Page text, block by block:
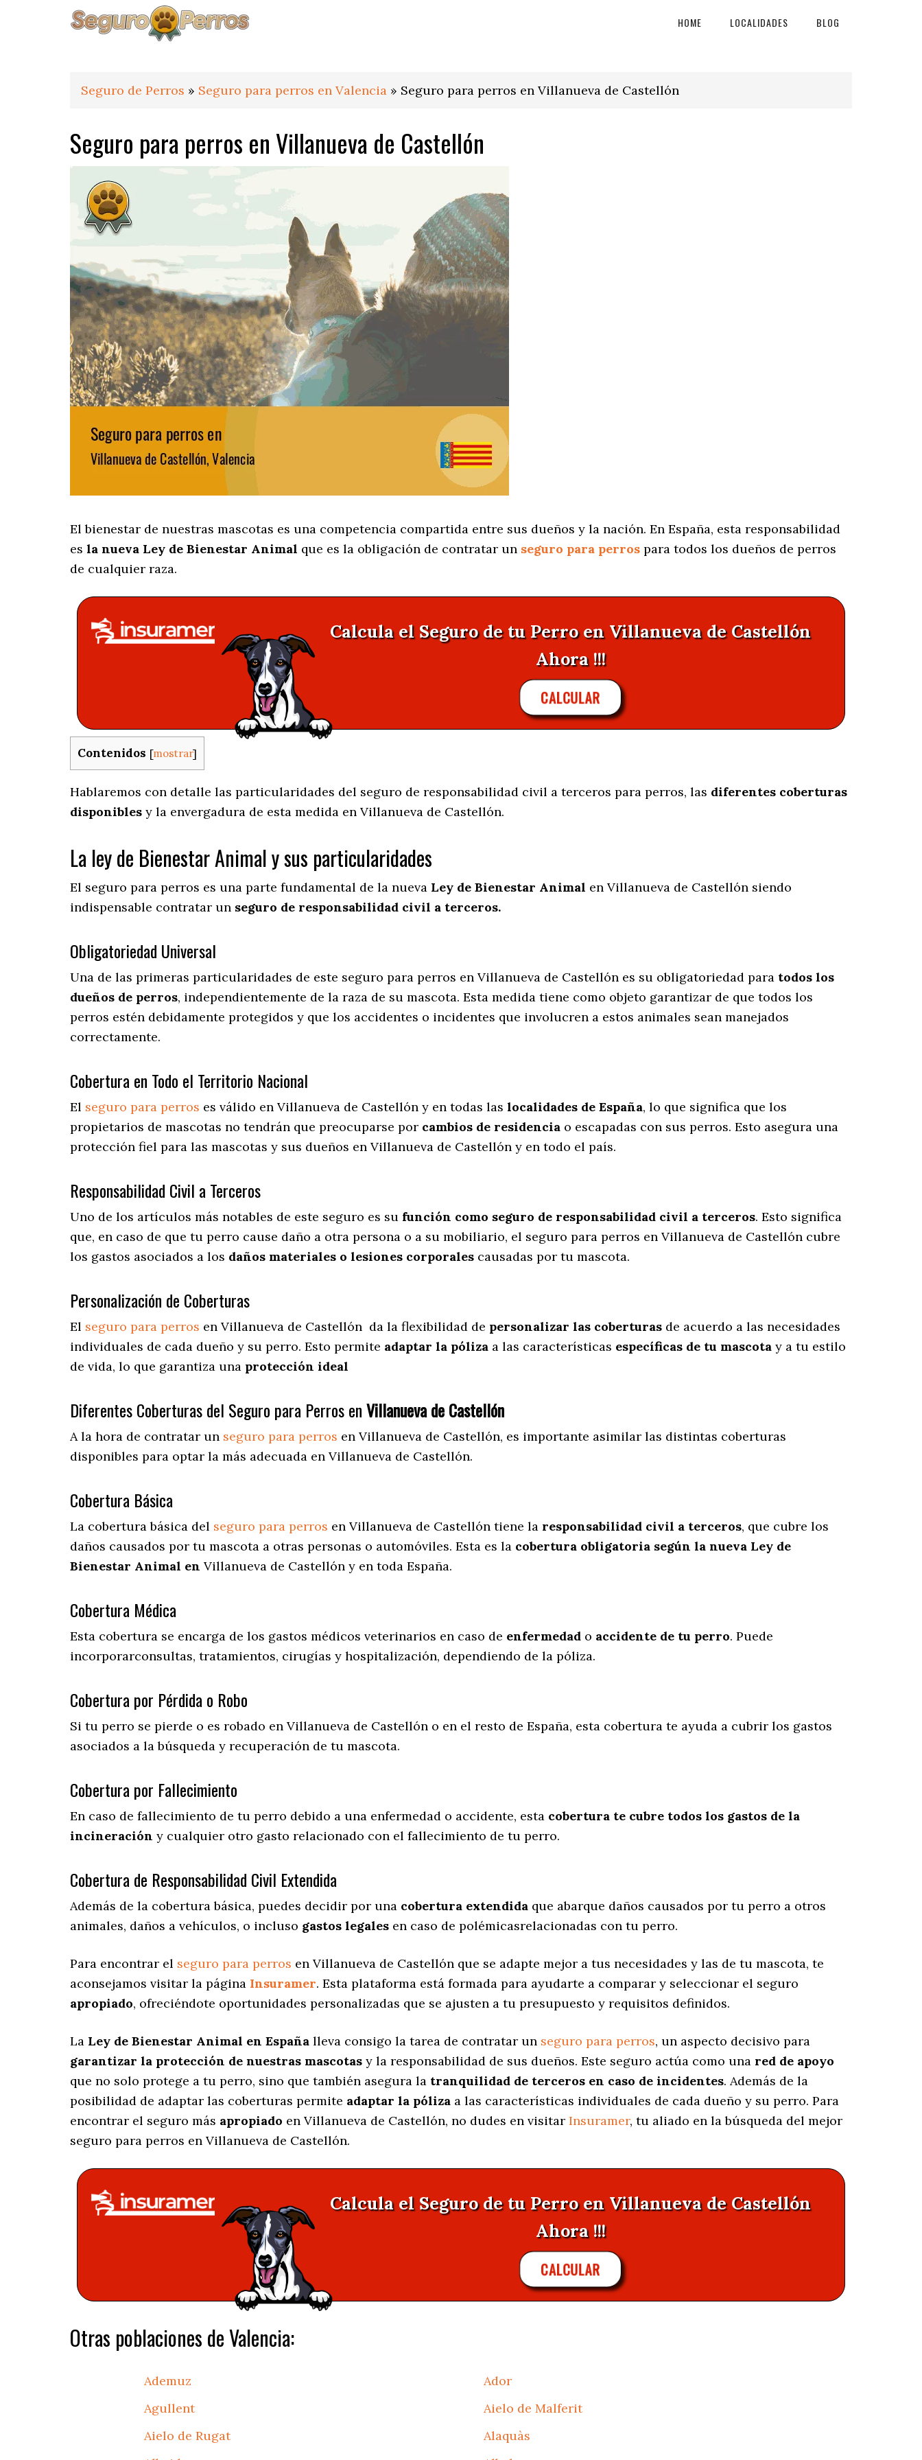
HOME LOCALIDADES BLOG
Seguro de Perros » Seguro para perros en Valencia » Seguro para perros en Villanueva de Castellón
Seguro para perros en Villanueva de Castellón
El bienestar de nuestras mascotas es una competencia compartida entre sus dueños y la nación. En España, esta responsabilidad
es la nueva Ley de Bienestar Animal que es la obligación de contratar un seguro para perros para todos los dueños de perros
de cualquier raza.
Calcula el Seguro de tu Perro en Villanueva de Castellón
Ahora !!!
CALCULAR
Contenidos [mostrar]
Hablaremos con detalle las particularidades del seguro de responsabilidad civil a terceros para perros, las diferentes coberturas
disponibles y la envergadura de esta medida en Villanueva de Castellón.
La ley de Bienestar Animal y sus particularidades
El seguro para perros es una parte fundamental de la nueva Ley de Bienestar Animal en Villanueva de Castellón siendo
indispensable contratar un seguro de responsabilidad civil a terceros.
Obligatoriedad Universal
Una de las primeras particularidades de este seguro para perros en Villanueva de Castellón es su obligatoriedad para todos los
dueños de perros, independientemente de la raza de su mascota. Esta medida tiene como objeto garantizar de que todos los
perros estén debidamente protegidos y que los accidentes o incidentes que involucren a estos animales sean manejados
correctamente.
Cobertura en Todo el Territorio Nacional
El seguro para perros es válido en Villanueva de Castellón y en todas las localidades de España, lo que significa que los
propietarios de mascotas no tendrán que preocuparse por cambios de residencia o escapadas con sus perros. Esto asegura una
protección fiel para las mascotas y sus dueños en Villanueva de Castellón y en todo el país.
Responsabilidad Civil a Terceros
Uno de los artículos más notables de este seguro es su función como seguro de responsabilidad civil a terceros. Esto significa
que, en caso de que tu perro cause daño a otra persona o a su mobiliario, el seguro para perros en Villanueva de Castellón cubre
los gastos asociados a los daños materiales o lesiones corporales causadas por tu mascota.
Personalización de Coberturas
El seguro para perros en Villanueva de Castellón da la flexibilidad de personalizar las coberturas de acuerdo a las necesidades
individuales de cada dueño y su perro. Esto permite adaptar la póliza a las características específicas de tu mascota y a tu estilo
de vida, lo que garantiza una protección ideal
Diferentes Coberturas del Seguro para Perros enVillanueva de Castellón
A la hora de contratar un seguro para perros en Villanueva de Castellón, es importante asimilar las distintas coberturas
disponibles para optar la más adecuada en Villanueva de Castellón.
Cobertura Básica
La cobertura básica del seguro para perros en Villanueva de Castellón tiene la responsabilidad civil a terceros, que cubre los
daños causados por tu mascota a otras personas o automóviles. Esta es la cobertura obligatoria según la nueva Ley de
Bienestar Animal en Villanueva de Castellón y en toda España.
Cobertura Médica
Esta cobertura se encarga de los gastos médicos veterinarios en caso de enfermedad o accidente de tu perro. Puede
incorporarconsultas, tratamientos, cirugías y hospitalización, dependiendo de la póliza.
Cobertura por Pérdida o Robo
Si tu perro se pierde o es robado en Villanueva de Castellón o en el resto de España, esta cobertura te ayuda a cubrir los gastos
asociados a la búsqueda y recuperación de tu mascota.
Cobertura por Fallecimiento
En caso de fallecimiento de tu perro debido a una enfermedad o accidente, esta cobertura te cubre todos los gastos de la
incineración y cualquier otro gasto relacionado con el fallecimiento de tu perro.
Cobertura de Responsabilidad Civil Extendida
Además de la cobertura básica, puedes decidir por una cobertura extendida que abarque daños causados por tu perro a otros
animales, daños a vehículos, o incluso gastos legales en caso de polémicasrelacionadas con tu perro.
Para encontrar el seguro para perros en Villanueva de Castellón que se adapte mejor a tus necesidades y las de tu mascota, te
aconsejamos visitar la página Insuramer. Esta plataforma está formada para ayudarte a comparar y seleccionar el seguro
apropiado, ofreciéndote oportunidades personalizadas que se ajusten a tu presupuesto y requisitos definidos.
La Ley de Bienestar Animal en España lleva consigo la tarea de contratar un seguro para perros, un aspecto decisivo para
garantizar la protección de nuestras mascotas y la responsabilidad de sus dueños. Este seguro actúa como una red de apoyo
que no solo protege a tu perro, sino que también asegura la tranquilidad de terceros en caso de incidentes. Además de la
posibilidad de adaptar las coberturas permite adaptar la póliza a las características individuales de cada dueño y su perro. Para
encontrar el seguro más apropiado en Villanueva de Castellón, no dudes en visitar Insuramer, tu aliado en la búsqueda del mejor
seguro para perros en Villanueva de Castellón.
Calcula el Seguro de tu Perro en Villanueva de Castellón
Ahora !!!
CALCULAR
Otras poblaciones de Valencia:
Ademuz
Ador
Agullent
Aielo de Malferit
Aielo de Rugat
Alaquàs